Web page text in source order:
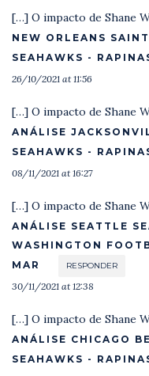
[…] O impacto de Shane
NEW ORLEANS
SEAHAWKS -
26/10/2021 at 11:56
[…] O impacto de Shane
ANÁLISE
SEAHAWKS -
08/11/2021 at 16:27
[…] O impacto de Shane
ANÁLISE SEATTLE
WASHINGTON
MAR
RESPONDER
30/11/2021 at 12:38
[…] O impacto de Shane
ANÁLISE CHICAGO
SEAHAWKS -